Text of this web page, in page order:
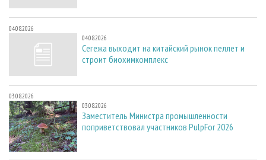
04.08.2026
04.08.2026
Сегежа выходит на китайский рынок пеллет и
строит биохимкомплекс
03.08.2026
03.08.2026
Заместитель Министра промышленности
поприветствовал участников PulpFor 2026